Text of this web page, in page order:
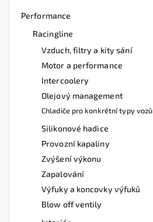
Performance
Racingline
Vzduch, filtry a kity sání
Motor a performance
Intercoolery
Olejový management
Chladiče pro konkrétní typy vozů
Silikonové hadice
Provozní kapaliny
Zvýšení výkonu
Zapalování
Výfuky a koncovky výfuků
Blow off ventily